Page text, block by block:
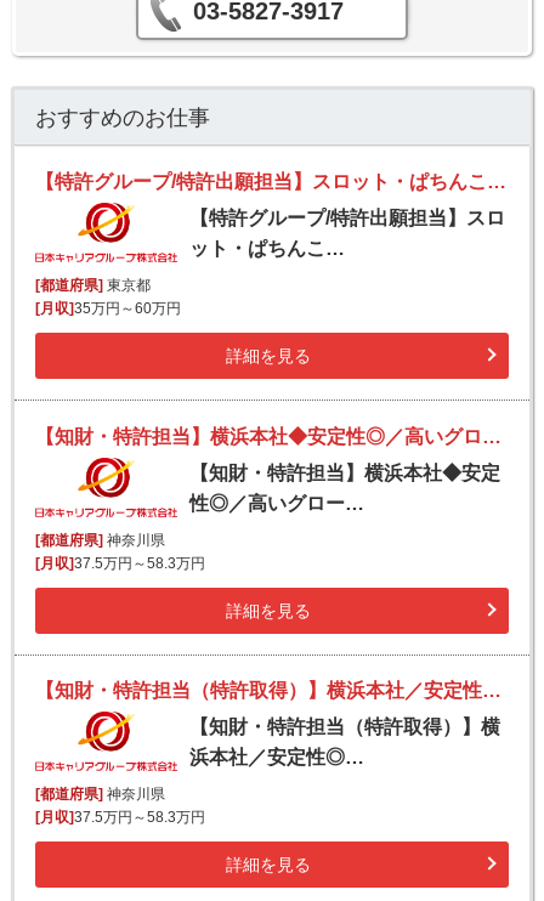
03-5827-3917
おすすめのお仕事
【特許グループ/特許出願担当】スロット・ぱちんこなどの遊技機における特許関連業務をお任せ／年間休日125日
【特許グループ/特許出願担当】スロ
ット・ぱちんこ…
[都道府県]東京都
[月収]35万円～60万円
詳細を見る
【知財・特許担当】横浜本社◆安定性◎／高いグローバルシェア／優良メーカー
【知財・特許担当】横浜本社◆安定
性◎／高いグロー…
[都道府県]神奈川県
[月収]37.5万円～58.3万円
詳細を見る
【知財・特許担当（特許取得）】横浜本社／安定性◎／高いグローバルシェア／優良メーカー
【知財・特許担当（特許取得）】横
浜本社／安定性◎…
[都道府県] 神奈川県
[月収]37.5万円～58.3万円
詳細を見る